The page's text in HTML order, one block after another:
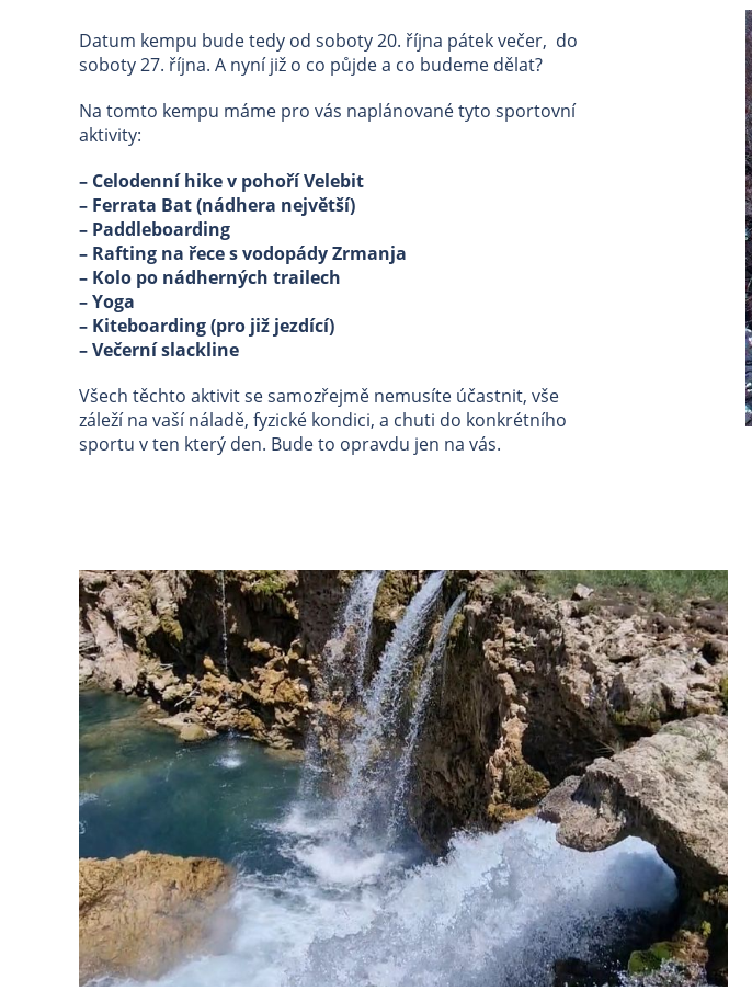
Datum kempu bude tedy od soboty 20. října pátek večer, do
soboty 27. října. A nyní již o co půjde a co budeme dělat?
Na tomto kempu máme pro vás naplánované tyto sportovní
aktivity:
– Celodenní hike v pohoří Velebit
– Ferrata Bat (nádhera největší)
– Paddleboarding
– Rafting na řece s vodopády Zrmanja
– Kolo po nádherných trailech
– Yoga
– Kiteboarding (pro již jezdící)
– Večerní slackline
Všech těchto aktivit se samozřejmě nemusíte účastnit, vše
záleží na vaší náladě, fyzické kondici, a chuti do konkrétního
sportu v ten který den. Bude to opravdu jen na vás.